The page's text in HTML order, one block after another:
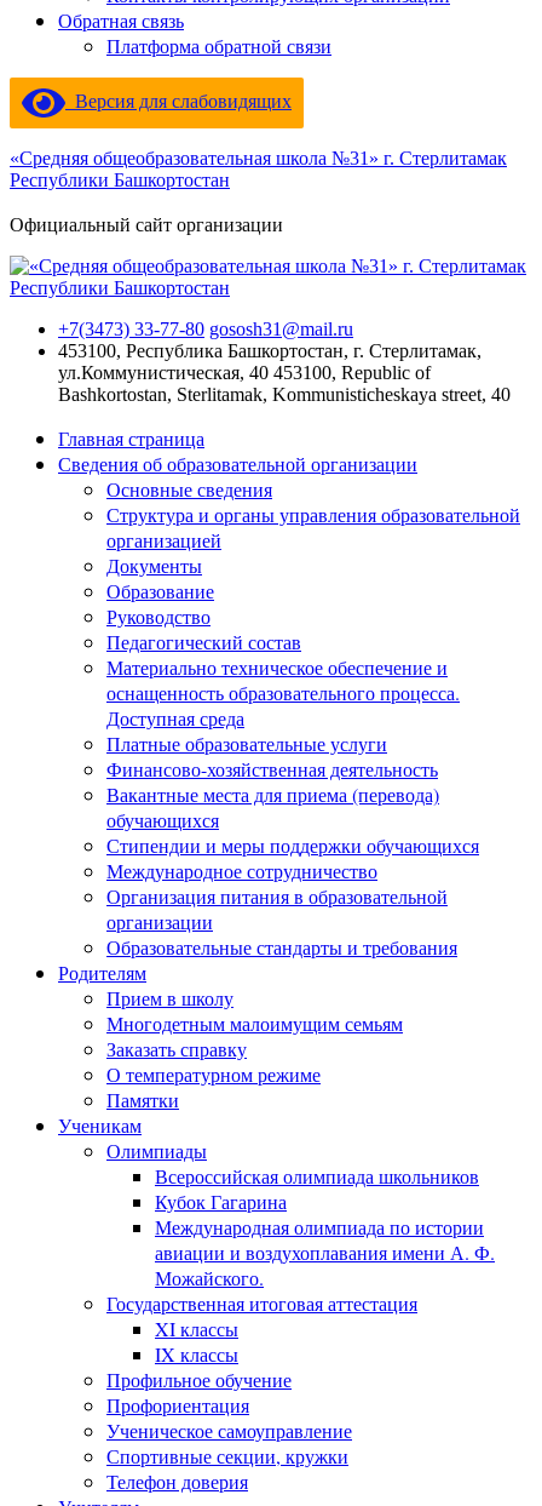
Обратная связь
Платформа обратной связи
Версия для слабовидящих
«Средняя общеобразовательная школа №31» г. Стерлитамак
Республики Башкортостан
Официальный сайт организации
+7(3473) 33-77-80 gososh31@mail.ru
453100, Республика Башкортостан, г. Стерлитамак,
ул.Коммунистическая, 40 453100, Republic of
Bashkortostan, Sterlitamak, Kommunisticheskaya street, 40
Главная страница
Сведения об образовательной организации
Основные сведения
Структура и органы управления образовательной
организацией
Документы
Образование
Руководство
Педагогический состав
Материально техническое обеспечение и
оснащенность образовательного процесса.
Доступная среда
Платные образовательные услуги
Финансово-хозяйственная деятельность
Вакантные места для приема (перевода)
обучающихся
Стипендии и меры поддержки обучающихся
Международное сотрудничество
Организация питания в образовательной
организации
Образовательные стандарты и требования
Родителям
Прием в школу
Многодетным малоимущим семьям
Заказать справку
О температурном режиме
Памятки
Ученикам
Олимпиады
Всероссийская олимпиада школьников
Кубок Гагарина
Международная олимпиада по истории
авиации и воздухоплавания имени А. Ф.
Можайского.
Государственная итоговая аттестация
XI классы
IX классы
Профильное обучение
Профориентация
Ученическое самоуправление
Спортивные секции, кружки
Телефон доверия